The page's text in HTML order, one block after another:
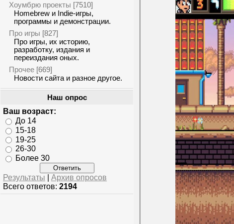
Хоумбрю проекты [7510]
Homebrew и Indie-игры,
программы и демонстрации.
Про игры [827]
Про игры, их историю,
разработку, издания и
переиздания оных.
Прочее [669]
Новости сайта и разное другое.
Наш опрос
Ваш возраст:
До 14
15-18
19-25
26-30
Более 30
Результаты
Архив опросов
Всего ответов: 2194